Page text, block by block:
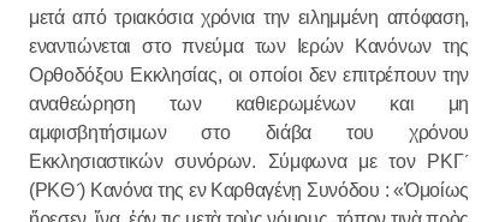
μετά από τριακόσια χρόνια την ειλημμένη απόφαση,
εναντιώνεται στο πνεύμα των Ιερών Κανόνων της
Ορθοδόξου Εκκλησίας, οι οποίοι δεν επιτρέπουν την
αναθεώρηση των καθιερωμένων και μη
αμφισβητήσιμων στο διάβα του χρόνου
Εκκλησιαστικών συνόρων. Σύμφωνα με τον ΡΚΓ´
(ΡΚΘ´) Κανόνα της εν Καρθαγένῃ Συνόδου : «Ὁμοίως